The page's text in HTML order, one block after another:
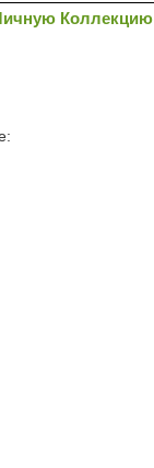
Коллекцию